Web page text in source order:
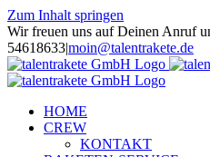
Zum Inhalt springen
Wir freuen uns auf Deinen Anruf
54618633|moin@talentrakete.de
HOME
CREW
KONTAKT